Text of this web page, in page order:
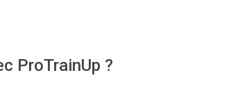
ProTrainUp ?